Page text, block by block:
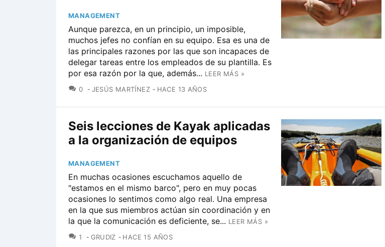
MANAGEMENT
Aunque parezca, en un principio, un imposible,
muchos jefes no confían en su equipo. Esa es una de
las principales razones por las que son incapaces de
delegar tareas entre los empleados de su plantilla. Es
por esa razón por la que, además... LEER MÁS »
0 COMENTARIOS
JESÚS MARTÍNEZ HACE 13 AÑOS
Seis lecciones de Kayak aplicadas
a la organización de equipos
MANAGEMENT
En muchas ocasiones escuchamos aquello de
"estamos en el mismo barco", pero en muy pocas
ocasiones lo sentimos como algo real. Una empresa
en la que sus miembros actúan sin coordinación y en
la que la comunicación es deficiente, se... LEER MÁS »
1
COMENTARIOS
GRUDIZ HACE 15 AÑOS